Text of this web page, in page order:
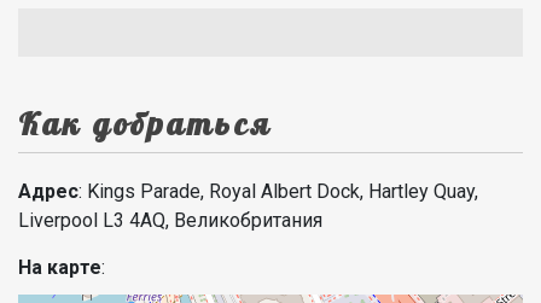
Как добраться
Адрес: Kings Parade, Royal Albert Dock, Hartley Quay,
Liverpool L3 4AQ, Великобритания
На карте: